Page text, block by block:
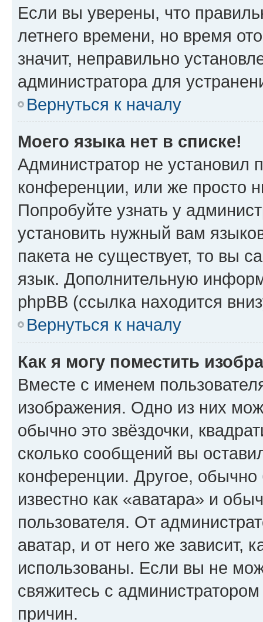
Если вы уверены, что
летнего времени, но время
значит, неправильно
администратора для
Вернуться к началу
Моего языка нет в списке!
Администратор не установил
конференции, или же просто
Попробуйте узнать у
установить нужный вам
пакета не существует, то вы
язык. Дополнительную
phpBB (ссылка находится
Вернуться к началу
Как я могу поместить
Вместе с именем
изображения. Одно из них
обычно это звёздочки,
сколько сообщений вы
конференции. Другое,
известно как «аватара» и
пользователя. От
аватар, и от него же зависит,
использованы. Если вы не
свяжитесь с
причин.